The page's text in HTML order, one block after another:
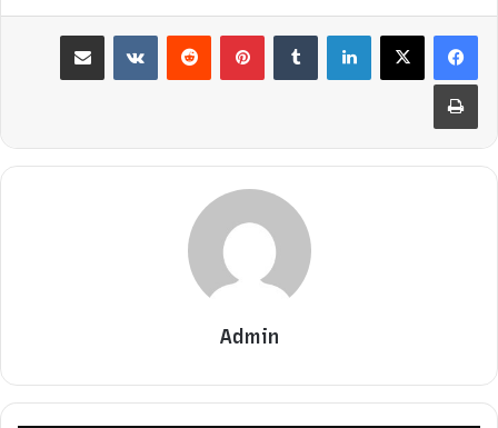
لينكدإن بينتيريست مشاركة عبر البريد
طباعة
Admin